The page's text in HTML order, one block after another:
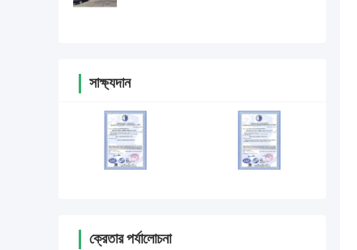
সাক্ষ্যদান
ক্রেতার পর্যালোচনা